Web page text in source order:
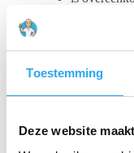
Toestemming
Deze website